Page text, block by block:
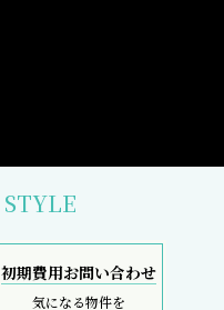
STYLE
初期費用お問い合わせ
気になる物件を